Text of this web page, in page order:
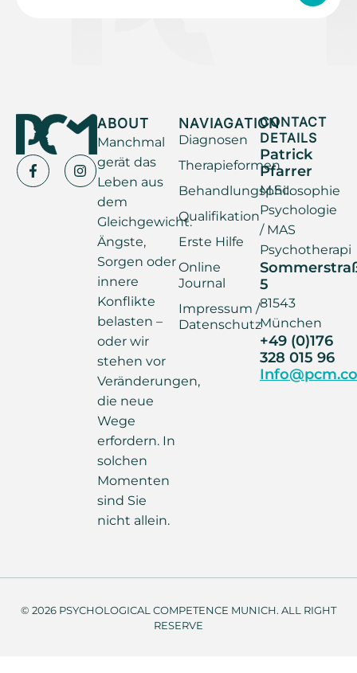
ABOUT
Manchmal
gerät das
Leben aus
dem
Gleichgewicht.
Ängste,
Sorgen oder
innere
Konflikte
belasten –
oder wir
stehen vor
Veränderungen,
die neue
Wege
erfordern. In
solchen
Momenten
sind Sie
nicht allein.
NAVIAGATION
Diagnosen
Therapieformen
Behandlungsphilosophie
Qualifikation
Erste Hilfe
Online
Journal
Impressum /
Datenschutz
CONTACT
DETAILS
Patrick
Pfarrer
M.Sc.
Psychologie
/ MAS
Psychotherapi
5
81543
München
+49 (0)176
328 015 96
© 2026 PSYCHOLOGICAL COMPETENCE MUNICH. ALL RIGHT
RESERVE